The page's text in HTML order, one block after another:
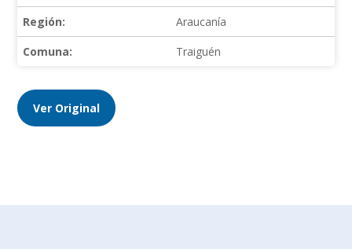
Región:
Araucanía
Comuna:
Traiguén
Ver Original